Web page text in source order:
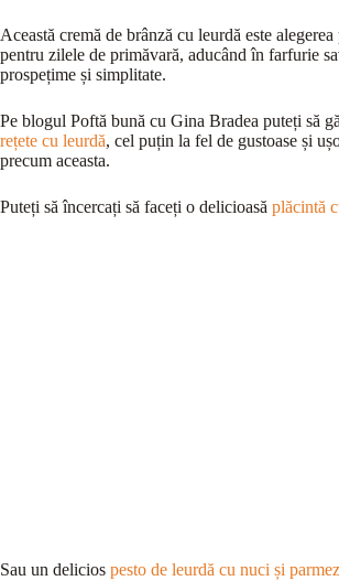
Această cremă de brânză cu leurdă este alegerea
pentru zilele de primăvară, aducând în farfurie
prospețime și simplitate.
Pe blogul Poftă bună cu Gina Bradea puteți să
rețete cu leurdă, cel puțin la fel de gustoase și
precum aceasta.
Puteți să încercați să faceți o delicioasă plăcintă
Sau un delicios pesto de leurdă cu nuci și